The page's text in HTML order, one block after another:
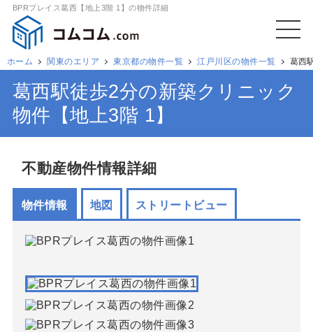
BPRプレイス葛西【地上3階 1】の物件詳細
ホーム 関東のエリア 東京都の物件一覧 江戸川区の物件一覧 葛西
葛西駅徒歩2分の新築クリニック
物件【地上3階 1】
不動産物件情報詳細
物件情報 地図 ストリートビュー